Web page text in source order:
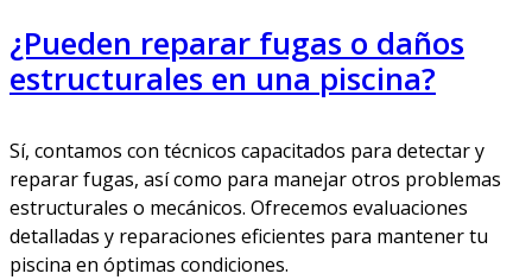
¿Pueden reparar fugas o daños
estructurales en una piscina?
Sí, contamos con técnicos capacitados para detectar y
reparar fugas, así como para manejar otros problemas
estructurales o mecánicos. Ofrecemos evaluaciones
detalladas y reparaciones eficientes para mantener tu
piscina en óptimas condiciones.